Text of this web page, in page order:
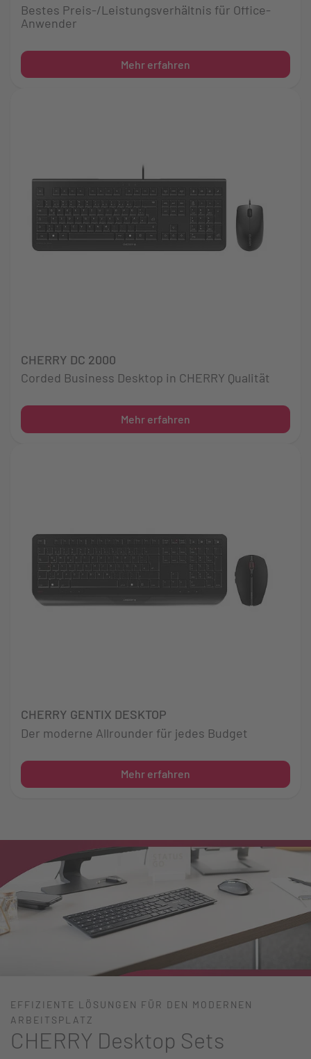
Bestes Preis-/Leistungsverhältnis für Office-
Anwender
Mehr erfahren
CHERRY DC 2000
Corded Business Desktop in CHERRY Qualität
Mehr erfahren
CHERRY GENTIX DESKTOP
Der moderne Allrounder für jedes Budget
Mehr erfahren
EFFIZIENTE LÖSUNGEN FÜR DEN MODERNEN
ARBEITSPLATZ
CHERRY Desktop Sets